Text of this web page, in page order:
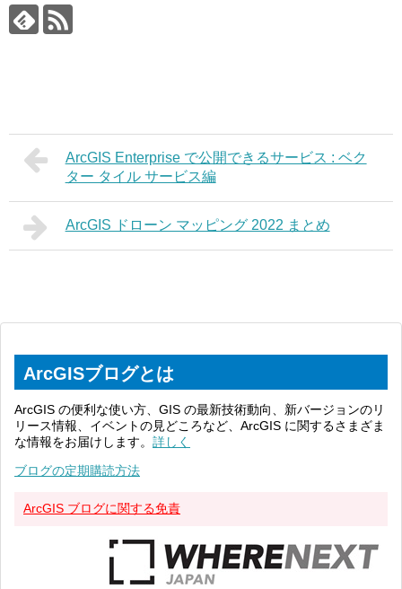
ArcGIS Enterprise で公開できるサービス : ベク
ター タイル サービス編
ArcGIS ドローン マッピング 2022 まとめ
ArcGISブログとは
ArcGIS の便利な使い方、GIS の最新技術動向、新バージョンのリ
リース情報、イベントの見どころなど、ArcGIS に関するさまざま
な情報をお届けします。 詳しく
ブログの定期購読方法
ArcGIS ブログに関する免責